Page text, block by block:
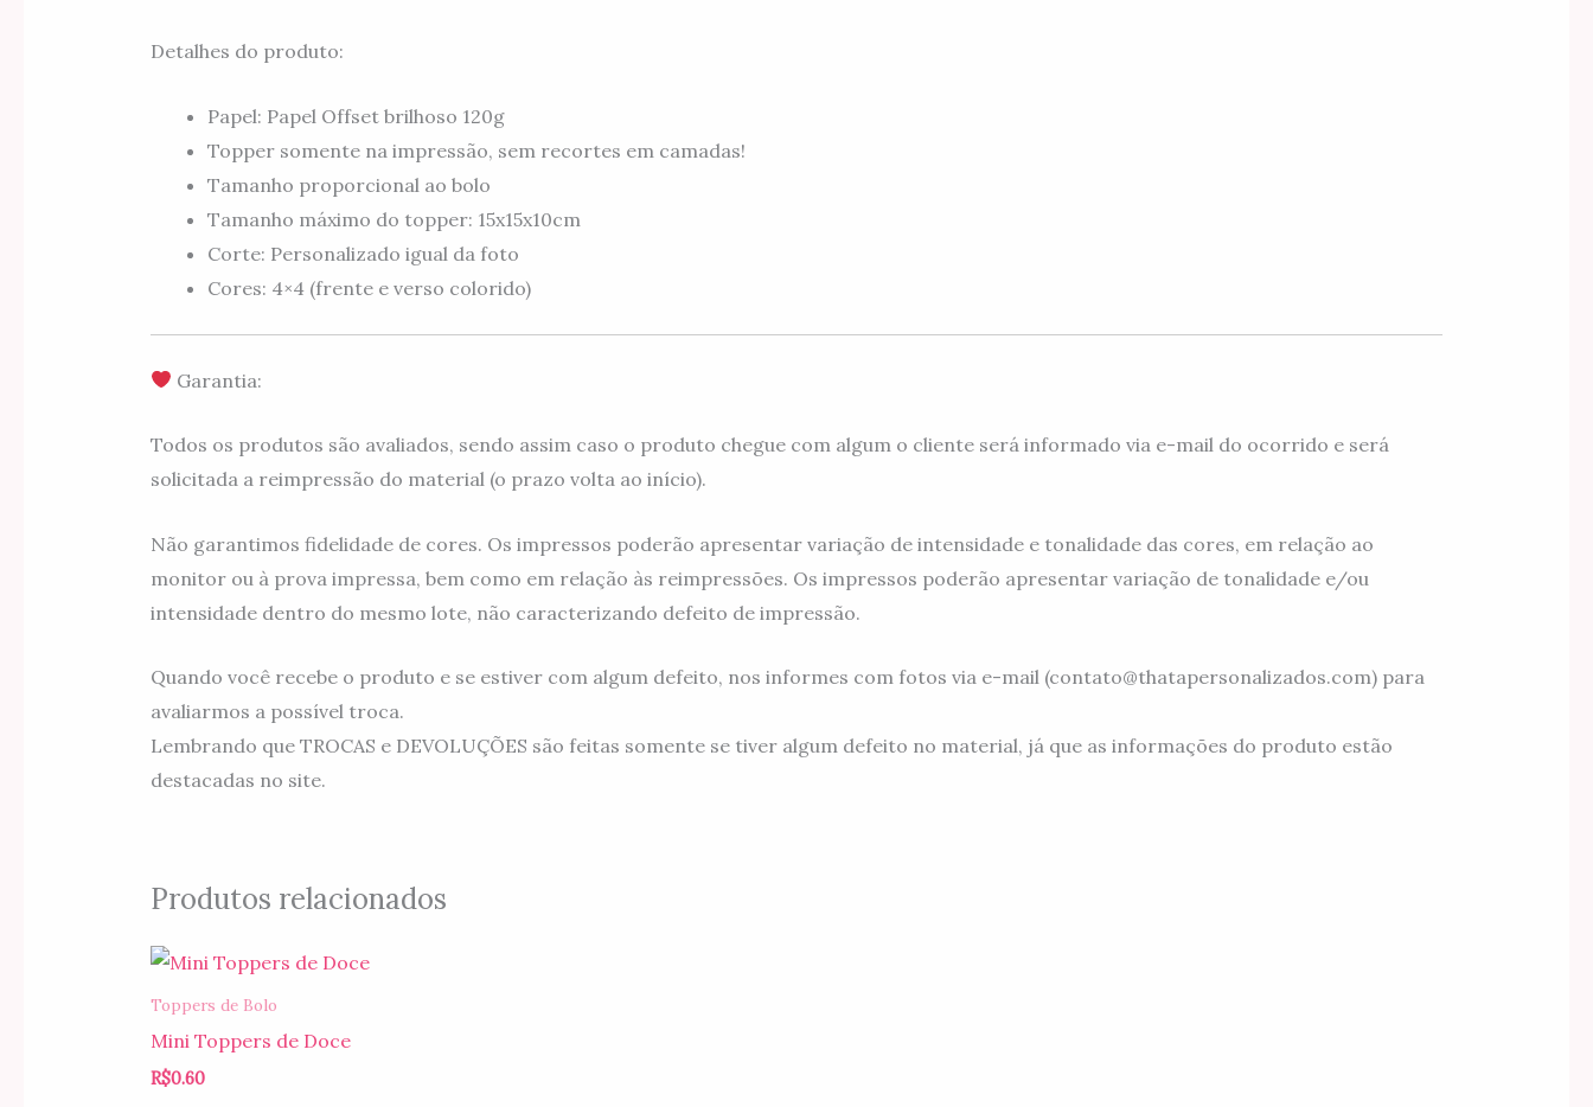
Detalhes do produto:
Papel: Papel Offset brilhoso 120g
Topper somente na impressão, sem recortes em camadas!
Tamanho proporcional ao bolo
Tamanho máximo do topper: 15x15x10cm
Corte: Personalizado igual da foto
Cores: 4×4 (frente e verso colorido)
Garantia:
Todos os produtos são avaliados, sendo assim caso o produto chegue com algum o cliente será informado via e-mail do ocorrido e será
solicitada a reimpressão do material (o prazo volta ao início).
Não garantimos fidelidade de cores. Os impressos poderão apresentar variação de intensidade e tonalidade das cores, em relação ao
monitor ou à prova impressa, bem como em relação às reimpressões. Os impressos poderão apresentar variação de tonalidade e/ou
intensidade dentro do mesmo lote, não caracterizando defeito de impressão.
Quando você recebe o produto e se estiver com algum defeito, nos informes com fotos via e-mail (contato@thatapersonalizados.com) para
avaliarmos a possível troca.
Lembrando que TROCAS e DEVOLUÇÕES são feitas somente se tiver algum defeito no material, já que as informações do produto estão
destacadas no site.
Produtos relacionados
Toppers de Bolo
Mini Toppers de Doce
R$0.60